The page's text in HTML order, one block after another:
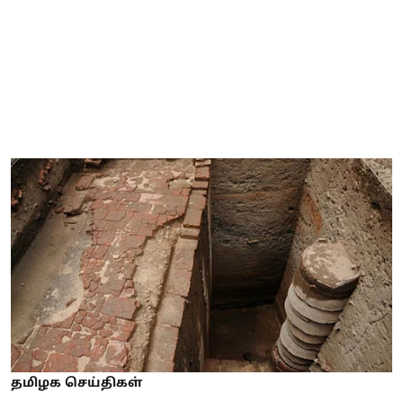
தமிழக செய்திகள்